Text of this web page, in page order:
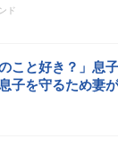
ド
こと好き？」息
子を守るため妻
いっ！ Vol.7】